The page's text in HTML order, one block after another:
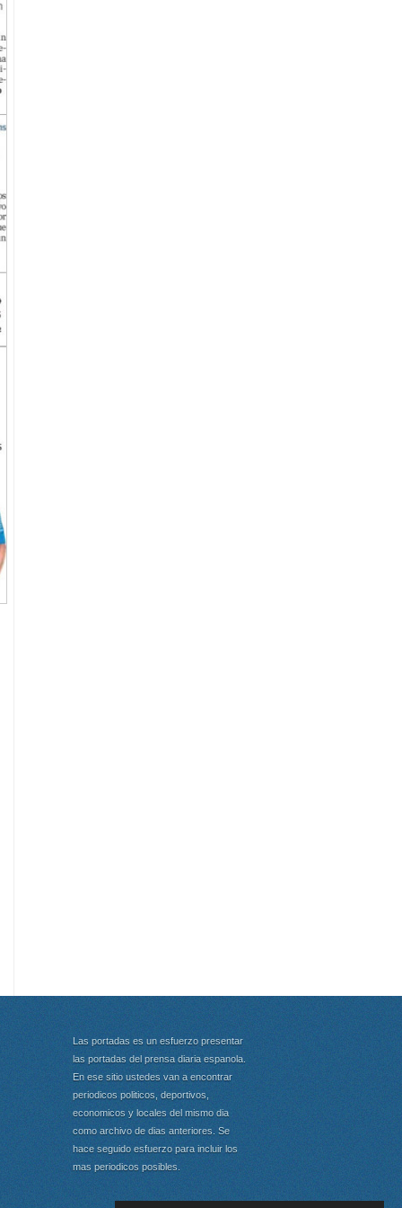
Las portadas es un esfuerzo presentar
las portadas del prensa diaria espanola.
En ese sitio ustedes van a encontrar
periodicos politicos, deportivos,
economicos y locales del mismo dia
como archivo de dias anteriores. Se
hace seguido esfuerzo para incluir los
mas periodicos posibles.